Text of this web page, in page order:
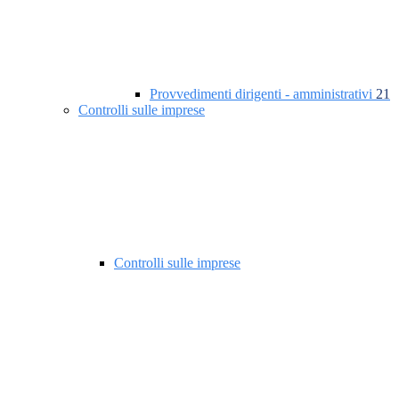
Provvedimenti dirigenti - amministrativi 21
Controlli sulle imprese
Controlli sulle imprese